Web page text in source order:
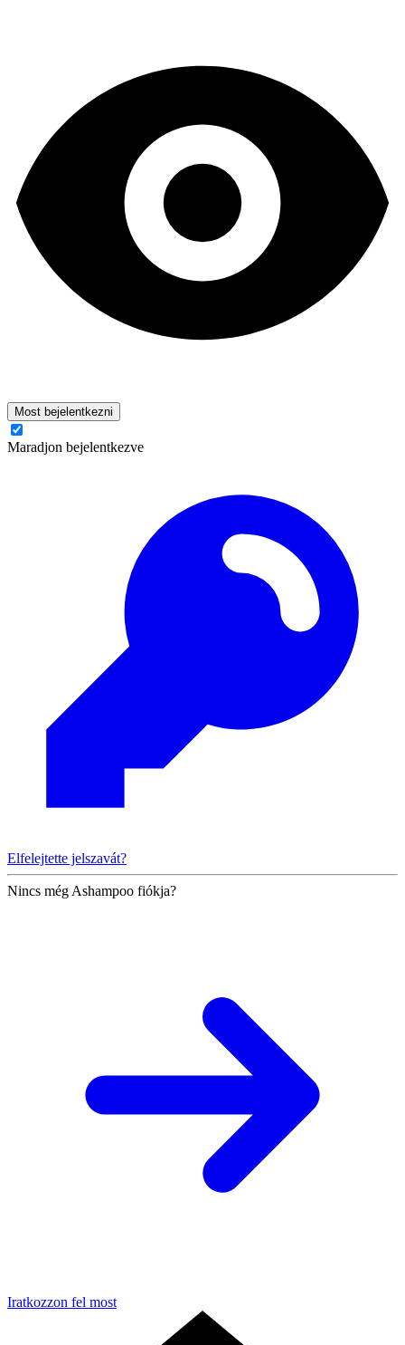
Most bejelentkezni
Maradjon bejelentkezve
Elfelejtette jelszavát?
Nincs még Ashampoo fiókja?
Iratkozzon fel most